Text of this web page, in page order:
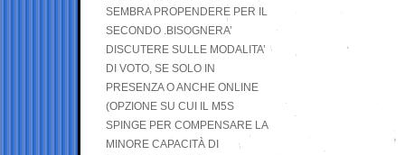
SEMBRA PROPENDERE PER IL
SECONDO .BISOGNERA’
DISCUTERE SULLE MODALITA’
DI VOTO, SE SOLO IN
PRESENZA O ANCHE ONLINE
(OPZIONE SU CUI IL M5S
SPINGE PER COMPENSARE LA
MINORE CAPACITÀ DI